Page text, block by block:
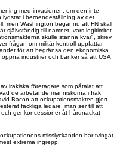
med invasionen, om den inte
lydstat i beroendeställning av det
men Washington begär nu att FN skall
självständig till namnet, vars legitimitet
skulle stanna kvar", skrev
frågan om militär kontroll uppfattar
för att begränsa den ekonomiska
industrier och banker så att USA
irakiska företagare som påtalat att
de arbetande människorna i Irak
Bacon att ockupationsmakten gjort
fackliga ledare, man ser till att
ger koncessioner åt hårdnackat
misslyckanden har tvingat
extrema ingrepp.